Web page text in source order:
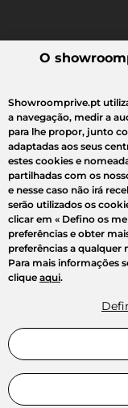
Pesquisar
Todas as vendas
O
Showroomprive.pt
a navegação, medir a
para lhe propor, junto
adaptadas aos seus
estes cookies e
partilhadas com os
e nesse caso não irá
serão utilizados os
clicar em « Defino os
preferências e obter
preferências a qualquer
Para mais informações
clique aqui.